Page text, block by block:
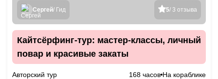
5/ 3 отзыва
Сергей/ Гид
Кайтсёрфинг-тур: мастер-классы, личный
повар и красивые закаты
Авторский тур 168 часов На кораблике